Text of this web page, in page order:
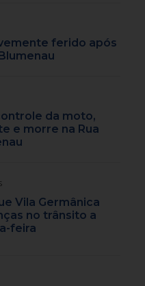
ferido após
da moto,
e morre na Rua
Vila Germânica
no trânsito a
feira